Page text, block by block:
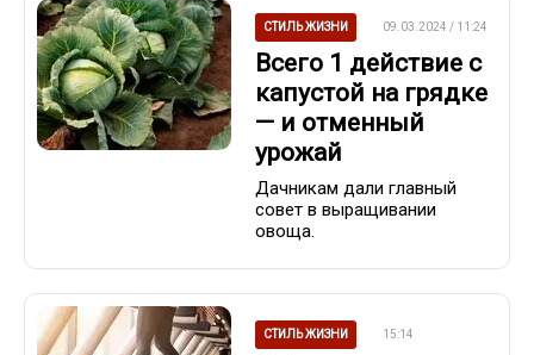
СТИЛЬ ЖИЗНИ 09.03.2024 / 11:24
Всего 1 действие с
капустой на грядке
— и отменный
урожай
Дачникам дали главный
совет в выращивании
овоща.
СТИЛЬ ЖИЗНИ 15:14